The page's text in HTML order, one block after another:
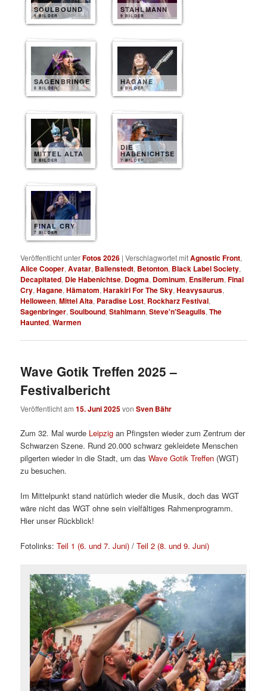
SOULBOUND
9 BILDER
STAHLMANN
9 BILDER
SAGENBRINGER
8 BILDER
HAGANE
8 BILDER
MITTEL ALTA
7 BILDER
DIE
HABENICHTSE
7 BILDER
FINAL CRY
7 BILDER
Veröffentlicht unterFotos 2026 |Verschlagwortet mitAgnostic Front,
Alice Cooper,Avatar, Ballenstedt, Betonton, Black Label Society,
Decapitated, Die Habenichtse, Dogma, Dominum, Ensiferum,Final
Cry,Hagane,Hämatom,Harakiri For The Sky,Heavysaurus,
Helloween,Mittel Alta, Paradise Lost, Rockharz Festival,
Sagenbringer,Soulbound,Stahlmann,Steve'n'Seagulls,The
Haunted,Warmen
Wave Gotik Treffen 2025 –
Festivalbericht
Veröffentlicht am15. Juni 2025vonSven Bähr
Zum 32. Mal wurde Leipzig an Pfingsten wieder zum Zentrum der
Schwarzen Szene. Rund 20.000 schwarz gekleidete Menschen
pilgerten wieder in die Stadt, um dasWave Gotik Treffen (WGT)
zu besuchen.
Im Mittelpunkt stand natürlich wieder die Musik, doch das WGT
wäre nicht das WGT ohne sein vielfältiges Rahmenprogramm.
Hier unser Rückblick!
Fotolinks:Teil 1 (6. und 7. Juni) /Teil 2 (8. und 9. Juni)